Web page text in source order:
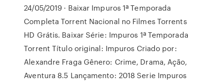
24/05/2019 · Baixar Impuros 1ª Temporada
Completa Torrent Nacional no Filmes Torrents
HD Grátis. Baixar Série: Impuros 1ª Temporada
Torrent Título original: Impuros Criado por:
Alexandre Fraga Gênero: Crime, Drama, Ação,
Aventura 8.5 Lançamento: 2018 Serie Impuros